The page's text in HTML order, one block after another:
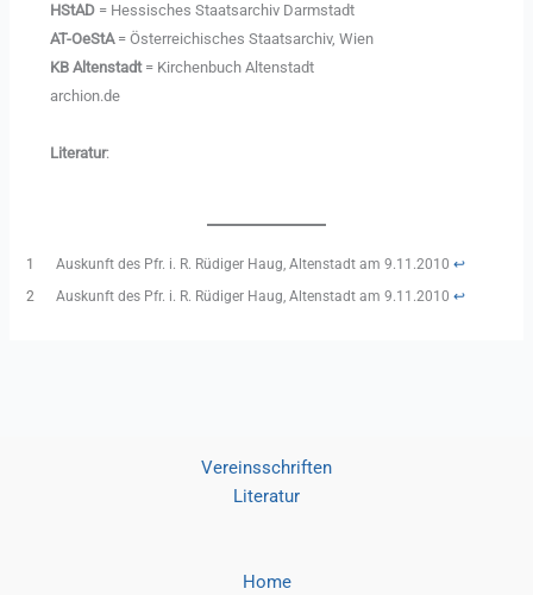
HStAD = Hessisches Staatsarchiv Darmstadt
AT-OeStA= Österreichisches Staatsarchiv, Wien
KB Altenstadt = Kirchenbuch Altenstadt
archion.de
Literatur:
1 Auskunft des Pfr. i. R. Rüdiger Haug, Altenstadt am 9.11.2010 ↩︎
2
Auskunft des Pfr. i. R. Rüdiger Haug, Altenstadt am 9.11.2010 ↩︎
Vereinsschriften
Literatur
Home